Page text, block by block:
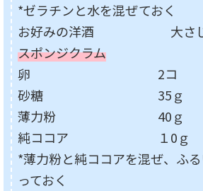
*ゼラチンと水を混ぜておく
お好みの洋酒 大さ
スポンジクラム
卵 2コ
砂糖 35ｇ
薄力粉 40ｇ
純ココア １0ｇ
*薄力粉と純ココアを混ぜ、ふ
っておく